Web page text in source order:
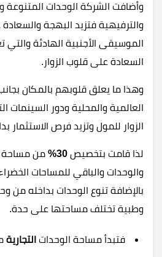
وأضافت الشركة الوحدات المتنوعة
والترفيهية فتزيد البهجة
الموسيقى الأجنبية الهادئة
السعادة على قلوب الزوار.
وهذا ما يعلق قلوبهم بالمكان
العالمية والمحلية ودور السينمات
الزوار للمول وتزيد فرص الاستثمار
لذا قامت بتخصيص
من مساحة
والوحدات والباقي للمساحات
بالإضافة تنوع الوحدات بداخله من
وطبية تختلف مساحتها على حدة.
فتبدأ مساحة الوحدات التجارية